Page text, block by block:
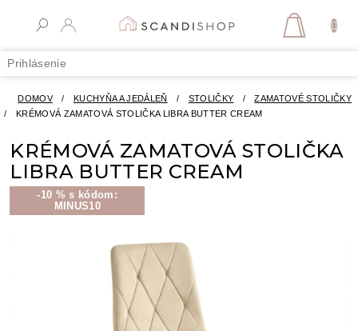
Prihlásenie
DOMOV / KUCHYŇA A JEDÁLEŇ / STOLIČKY /
ZAMATOVÉ STOLIČKY
/
KRÉMOVÁ ZAMATOVÁ STOLIČKA LIBRA BUTTER CREAM
KRÉMOVÁ ZAMATOVÁ STOLIČKA
LIBRA BUTTER CREAM
-10 % s kódom:
MINUS10